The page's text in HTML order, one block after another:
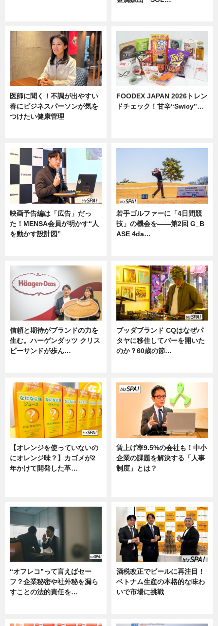
医師に聞く！不調が出やすい
春にビジネスパーソンが気を
つけたい健康管理
FOODEX JAPAN 2026トレン
ドチェック！甘辛“Swicy”…
映画予告編は「広告」だっ
た！MENSA会員が明かす“人
を動かす設計図”
若手ゴルファーに「4日間競
技」の機会を——第2回 G_B
ASE 4da…
信頼と期待がブランドの力を
生む。ハーゲンダッツ クリス
ピーサンドが歩ん…
ブッダブランド CQはなぜパ
タヤに移住してバーを開いた
のか？60歳の節…
【オレンジを使っていないの
にオレンジ味？】カゴメが2
年かけて開発した革…
賃上げ率9.5%の会社も！中小
企業の課題を解決する「人事
制度」とは？
“オフレコ”って言えばセー
フ？企業秘密や社外秘を漏ら
すことの法的責任を…
酒税改正でビールに再注目！
ベトナム生産の本格的な味わ
いで市場に挑戦